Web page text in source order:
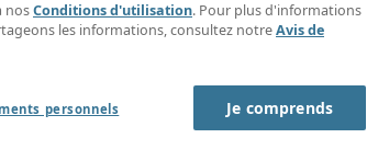
Contactez-nous
nosConditions d'utilisation. Pour plus d'informations
les informations, consultez notreAvis de
personnels Je comprends